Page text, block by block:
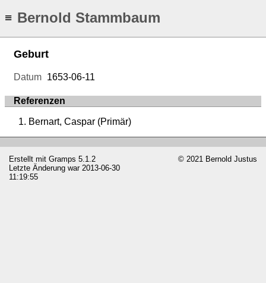
≡ Bernold Stammbaum
Geburt
Datum 1653-06-11
Referenzen
Bernart, Caspar (Primär)
Erstellt mit Gramps 5.1.2
Letzte Änderung war 2013-06-30
11:19:55
© 2021 Bernold Justus